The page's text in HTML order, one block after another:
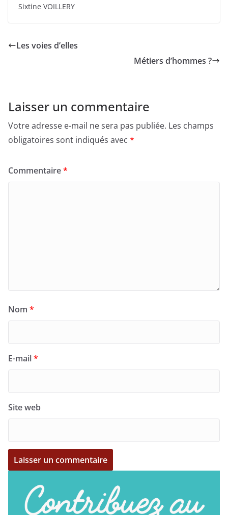
Sixtine VOILLERY
Les voies d’elles
Métiers d’hommes ?
Laisser un commentaire
Votre adresse e-mail ne sera pas publiée. Les champs
obligatoires sont indiqués avec *
Commentaire*
Nom *
E-mail*
Site web